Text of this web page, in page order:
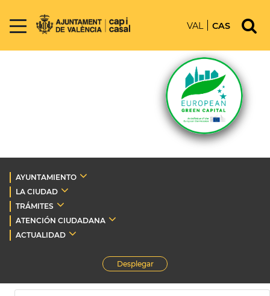
VAL CAS
AYUNTAMIENTO
LA CIUDAD
TRÁMITES
ATENCIÓN CIUDADANA
ACTUALIDAD
Desplegar